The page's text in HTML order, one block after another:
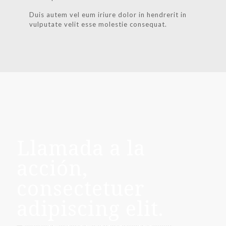
Duis autem vel eum iriure dolor in hendrerit in
vulputate velit esse molestie consequat.